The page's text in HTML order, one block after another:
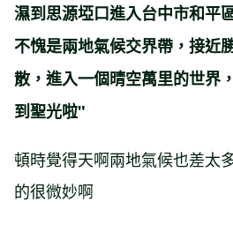
濕到思源埡口進入台中市和平
不愧是兩地氣候交界帶，接近
散，進入一個晴空萬里的世界
到聖光啦"
頓時覺得天啊兩地氣候也差太
的很微妙啊